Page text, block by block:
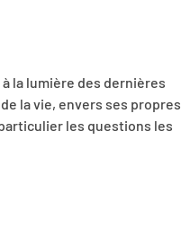
la lumière des dernières
la vie, envers ses propres
les questions les